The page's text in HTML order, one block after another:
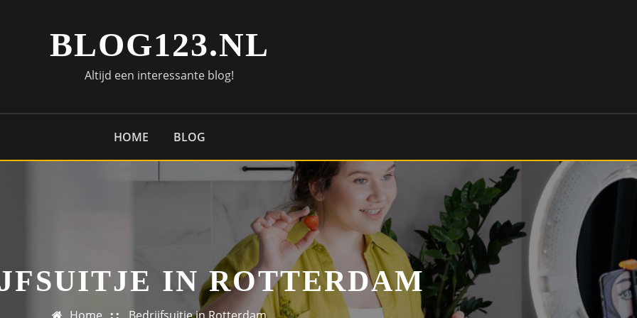
BLOG123.NL
Altijd een interessante blog!
HOME BLOG
IN ROTTERDAM